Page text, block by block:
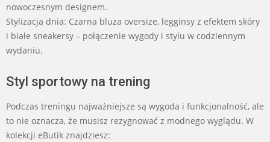
nowoczesnym designem.
Stylizacja dnia: Czarna bluza oversize, legginsy z efektem skóry
i białe sneakersy – połączenie wygody i stylu w codziennym
wydaniu.
Styl sportowy na trening
Podczas treningu najważniejsze są wygoda i funkcjonalność, ale
to nie oznacza, że musisz rezygnować z modnego wyglądu. W
kolekcji eButik znajdziesz: